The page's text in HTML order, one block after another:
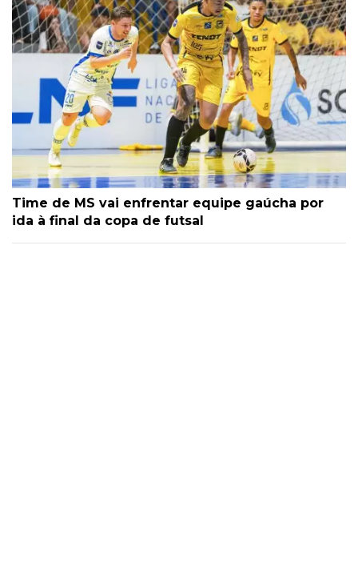
Time de MS vai enfrentar equipe gaúcha por
ida à final da copa de futsal